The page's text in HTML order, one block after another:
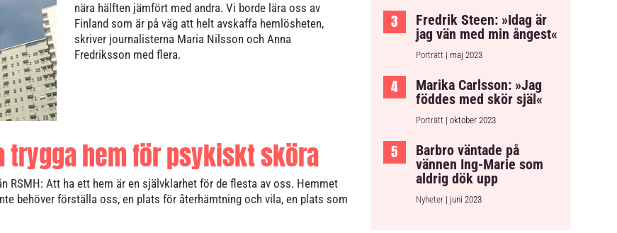
nära hälften jämfört med andra. Vi borde lära oss av
Finland som är på väg att helt avskaffa hemlösheten,
skriver journalisterna Maria Nilsson och Anna
Fredriksson med flera.
trygga hem för psykiskt sköra
RSMH: Att ha ett hem är en självklarhet för de flesta av oss. Hemmet
behöver förställa oss, en plats för återhämtning och vila, en plats som
Fredrik Steen: »Idag är
jag vän med min ångest«
Porträtt| maj 2023
Marika Carlsson: »Jag
föddes med skör själ«
Porträtt| oktober 2023
Barbro väntade på
vännen Ing-Marie som
aldrig dök upp
Nyheter| juni 2023